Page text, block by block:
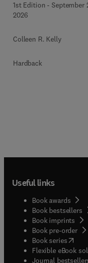
An Issue of
1st Edition -September
2026
Colleen R. Kelly
Hardback
Useful links
Book awards
Book bestsellers
Book imprints
Book pre-order
Book series(
Flexible eBook
Journal